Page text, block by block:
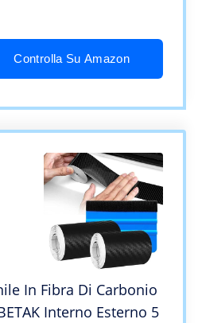
Controlla Su Amazon
In Fibra Di Carbonio
Interno Esterno 5